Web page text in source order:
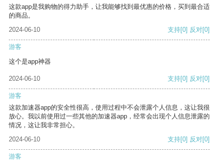
这款app是我购物的得力助手，让我能够找到最优惠的价格，买到最合适
的商品。
2024-06-10
支持[0] 反对[0]
游客
这个是app神器
2024-06-10 支持[0] 反对[0]
游客
这款加速器app的安全性很高，使用过程中不会泄露个人信息，这让我很
放心。我以前使用过一些其他的加速器app，经常会出现个人信息泄露的
情况，这让我非常担心。
2024-06-10
支持[0] 反对[0]
游客